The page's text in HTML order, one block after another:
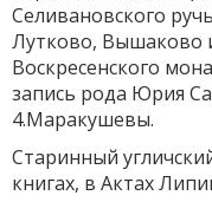
Селивановского
Лутково, Вышаково
Воскресенского
запись рода Юрия
4.Маракушевы.
Старинный
книгах, в Актах